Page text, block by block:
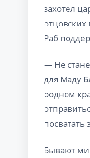
захотел
Раб
— Не
для Маду
родном
посватать
Бывают